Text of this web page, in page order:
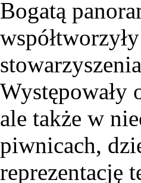
Bogatą
Występowały
ale także w
piwnicach,
reprezentację